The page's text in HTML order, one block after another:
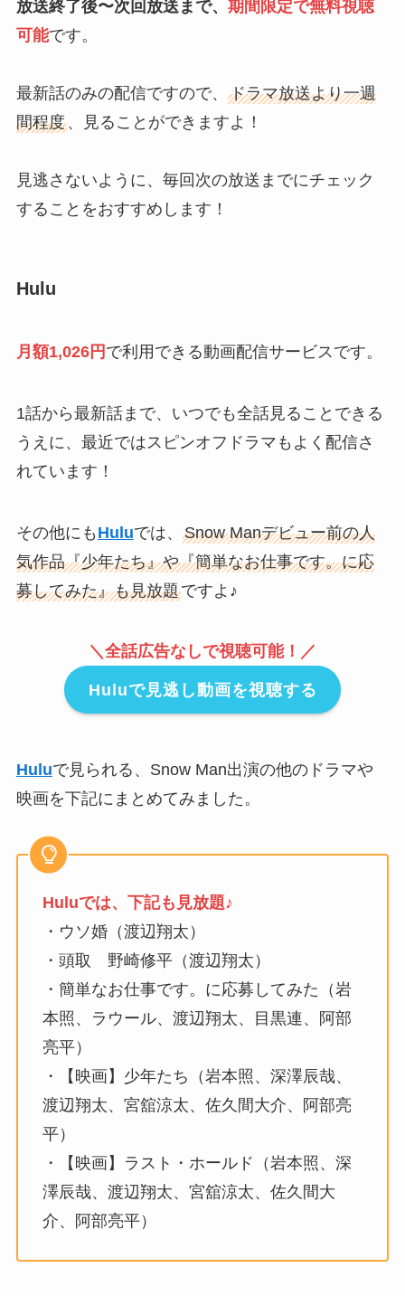
放送終了後〜次回放送まで、 期間限定で無料視聴
可能です。
最新話のみの配信ですので、 ドラマ放送より一週
間程度、見ることができますよ！
見逃さないように、毎回次の放送までにチェック
することをおすすめします！
Hulu
月額1,026円 で利用できる動画配信サービスです。
1話から最新話まで、いつでも全話見ることできる
うえに、最近ではスピンオフドラマもよく配信さ
れています！
その他にも Huluでは、 Snow Manデビュー前の人
気作品『少年たち』や『簡単なお仕事です。に応
募してみた』も見放題ですよ♪
＼全話広告なしで視聴可能！／
Huluで見逃し動画を視聴する
Huluで見られる、Snow Man出演の他のドラマや
映画を下記にまとめてみました。
Huluでは、下記も見放題♪
・ウソ婚（渡辺翔太）
・頭取 野崎修平（渡辺翔太）
・簡単なお仕事です。に応募してみた（岩
本照、ラウール、渡辺翔太、目黒連、阿部
亮平）
・【映画】少年たち（岩本照、深澤辰哉、
渡辺翔太、宮舘涼太、佐久間大介、阿部亮
平）
・【映画】ラスト・ホールド（岩本照、深
澤辰哉、渡辺翔太、宮舘涼太、佐久間大
介、阿部亮平）